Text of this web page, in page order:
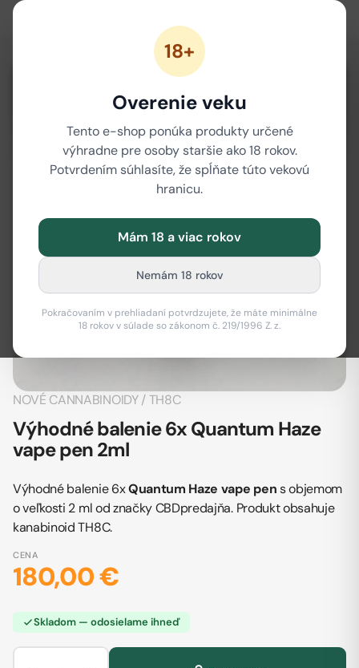
18+
Overenie veku
Tento e-shop ponúka produkty určené
výhradne pre osoby staršie ako 18 rokov.
Potvrdením súhlasíte, že spĺňate túto vekovú
hranicu.
Mám 18 a viac rokov
Nemám 18 rokov
Pokračovaním v prehliadaní potvrdzujete, že máte minimálne
18 rokov v súlade so zákonom č. 219/1996 Z. z.
NOVÉ CANNABINOIDY/TH8C
Výhodné balenie 6x Quantum Haze
vape pen 2ml
Výhodné balenie 6xQuantum Haze vape pens objemom
o veľkosti 2 ml od značky CBDpredajňa. Produkt obsahuje
kanabinoid TH8C.
CENA
180,00 €
Skladom — odosielame ihneď